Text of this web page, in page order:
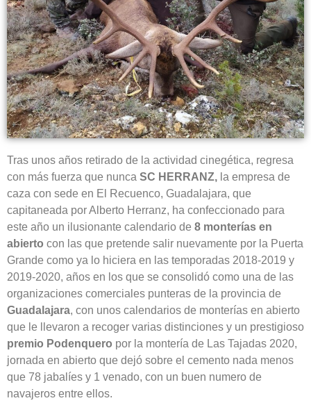
Tras unos años retirado de la actividad cinegética, regresa
con más fuerza que nunca SC HERRANZ, la empresa de
caza con sede en El Recuenco, Guadalajara, que
capitaneada por Alberto Herranz, ha confeccionado para
este año un ilusionante calendario de 8 monterías en
abierto con las que pretende salir nuevamente por la Puerta
Grande como ya lo hiciera en las temporadas 2018-2019 y
2019-2020, años en los que se consolidó como una de las
organizaciones comerciales punteras de la provincia de
Guadalajara, con unos calendarios de monterías en abierto
que le llevaron a recoger varias distinciones y un prestigioso
premio Podenquero por la montería de Las Tajadas 2020,
jornada en abierto que dejó sobre el cemento nada menos
que 78 jabalíes y 1 venado, con un buen numero de
navajeros entre ellos.